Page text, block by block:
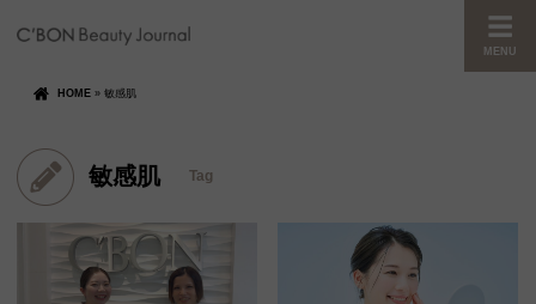
MENU
HOME » 敏感肌
敏感肌 Tag